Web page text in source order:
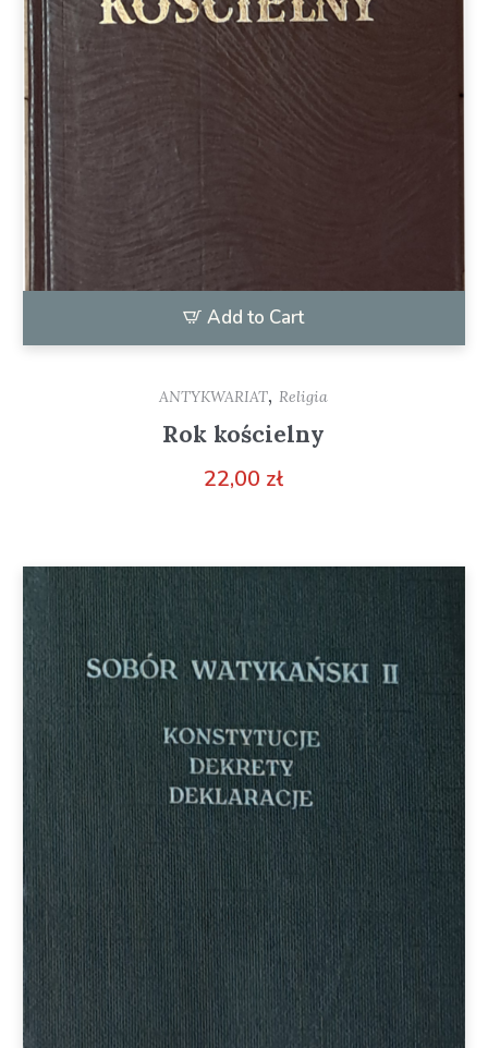
Add to Cart
ANTYKWARIAT, Religia
Rok kościelny
22,00 zł